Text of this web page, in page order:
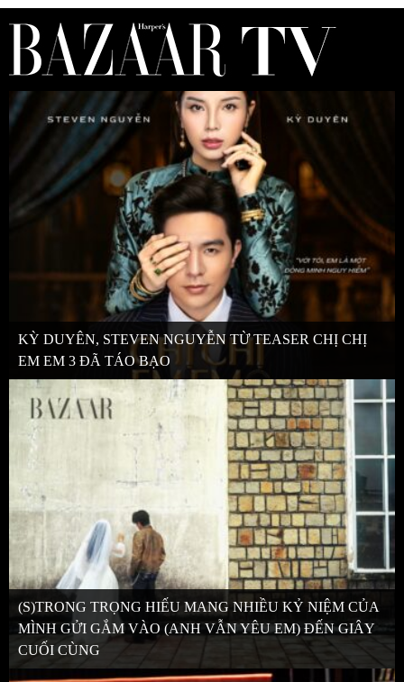
KỲ DUYÊN, STEVEN NGUYỄN TỪ TEASER CHỊ CHỊ
EM EM 3 ĐÃ TÁO BẠO
(S)TRONG TRỌNG HIẾU MANG NHIỀU KỶ NIỆM CỦA
MÌNH GỬI GẮM VÀO (ANH VẪN YÊU EM) ĐẾN GIÂY
CUỐI CÙNG